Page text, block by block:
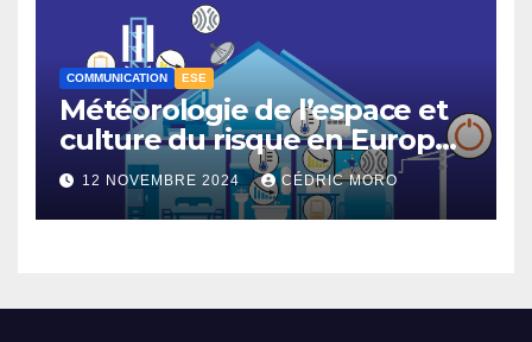
COMMUNICATION ESE
Météorologie de l’espace et
culture du risque en Europe –
3-112 NOVEMBRE 2024 CÉDRIC MORO